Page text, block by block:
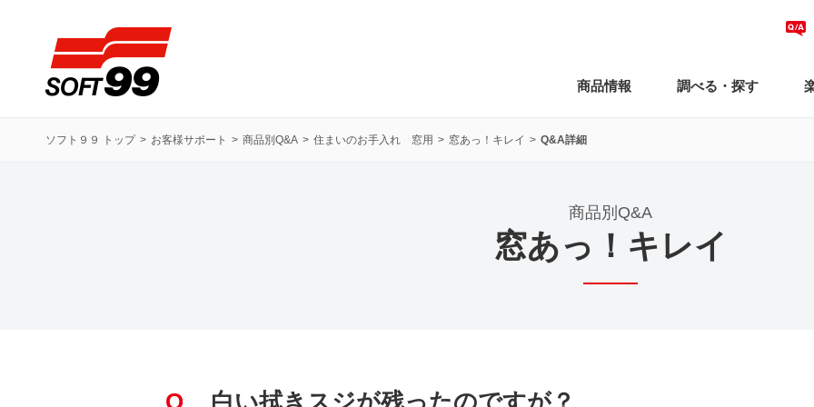
商品情報 調べる・探す
ソフト９９ トップ お客様サポート 商品別Q&A 住まいのお手入れ 窓用 窓あっ！キレイ Q&A詳細
商品別Q&A
窓あっ！キレイ
Q 白い拭きスジが残ったのですが？